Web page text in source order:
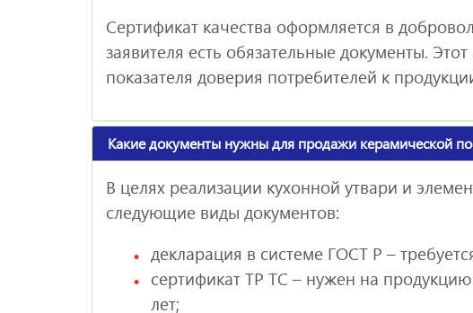
Сертификат качества оформляется в
заявителя есть обязательные документы.
показателя доверия потребителей к
Какие документы нужны для продажи керамической
В целях реализации кухонной утвари и
следующие виды документов:
декларация в системе ГОСТ Р –
сертификат ТР ТС – нужен на
лет;